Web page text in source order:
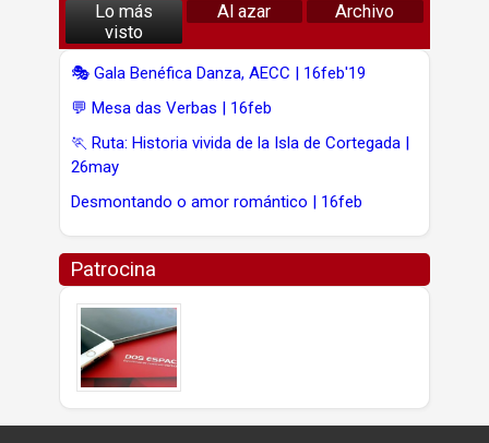
Lo más
visto
Al azar Archivo
🎭 Gala Benéfica Danza, AECC | 16feb'19
💬 Mesa das Verbas | 16feb
🏃 Ruta: Historia vivida de la Isla de Cortegada |
26may
Desmontando o amor romántico | 16feb
Patrocina